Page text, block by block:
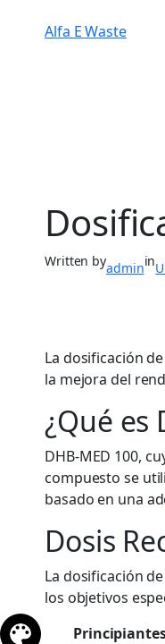
Alfa E Waste
Written byadminin
La dosificación
la mejora del
¿Qué es
DHB-MED 100,
compuesto se
basado en una
Dosis
La dosificación
los objetivos